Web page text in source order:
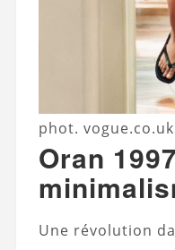
phot. vogue.co.uk
Oran
Une révolution